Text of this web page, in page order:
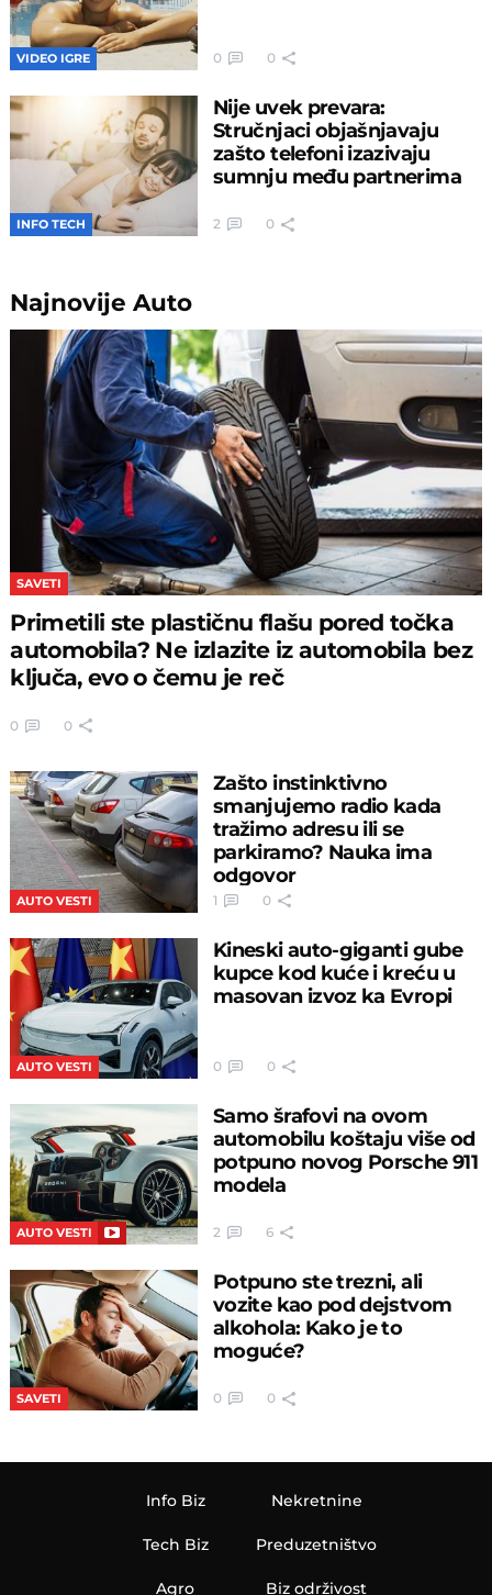
VIDEO IGRE 0 0
INFO TECH
Nije uvek prevara:
Stručnjaci objašnjavaju
zašto telefoni izazivaju
sumnju među partnerima
2 0
NajnovijeAuto
SAVETI
Primetili ste plastičnu flašu pored točka
automobila? Ne izlazite iz automobila bez
ključa, evo o čemu je reč
0 0
AUTO VESTI
Zašto instinktivno
smanjujemo radio kada
tražimo adresu ili se
parkiramo? Nauka ima
odgovor
1 0
AUTO VESTI
Kineski auto-giganti gube
kupce kod kuće i kreću u
masovan izvoz ka Evropi
0 0
AUTO VESTI
Samo šrafovi na ovom
automobilu koštaju više od
potpuno novog Porsche 911
modela
2 6
SAVETI
Potpuno ste trezni, ali
vozite kao pod dejstvom
alkohola: Kako je to
moguće?
0 0
Info Biz
Tech Biz
Agro
Nekretnine
Preduzetništvo
Biz održivost